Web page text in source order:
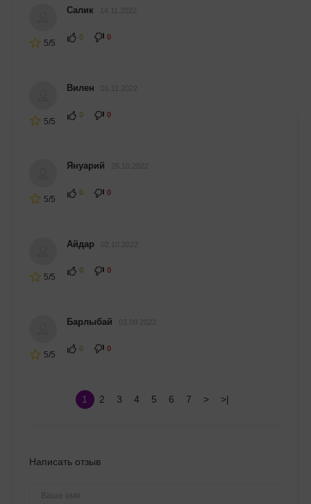
5/5
Салик
0 0
5/5
Вилен
0 0
5/5
Януарий
0 0
5/5
Айдар
0 0
5/5
Барлыбай
0 0
1 2 3 4 5 6 7 > >|
Написать отзыв